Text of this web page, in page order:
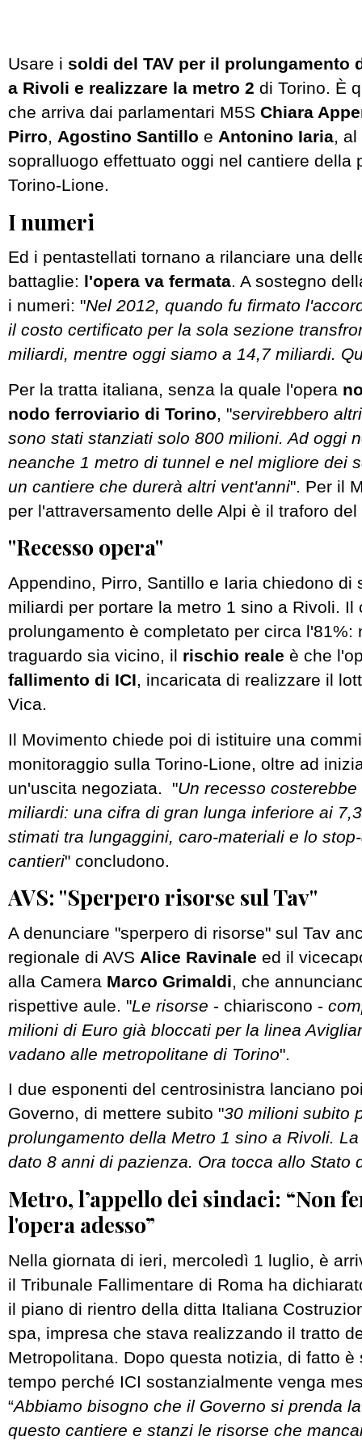
Usare i soldi del TAV per il prolungamento
a Rivoli e realizzare la metro 2 di Torino. È
che arriva dai parlamentari M5S Chiara
Pirro, Agostino Santillo e Antonino Iaria, al
sopralluogo effettuato oggi nel cantiere della
Torino-Lione.
I numeri
Ed i pentastellati tornano a rilanciare una
battaglie: l'opera va fermata. A sostegno
i numeri: "Nel 2012, quando fu firmato
il costo certificato per la sola sezione
miliardi, mentre oggi siamo a 14,7 miliardi.
Per la tratta italiana, senza la quale l'opera
nodo ferroviario di Torino, "servirebbero
sono stati stanziati solo 800 milioni. Ad oggi
neanche 1 metro di tunnel e nel migliore dei
un cantiere che durerà altri vent'anni". Per il
per l'attraversamento delle Alpi è il traforo
"Recesso opera"
Appendino, Pirro, Santillo e Iaria chiedono di
miliardi per portare la metro 1 sino a Rivoli. Il
prolungamento è completato per circa l'81%:
traguardo sia vicino, il rischio reale è che
fallimento di ICI, incaricata di realizzare il
Vica.
Il Movimento chiede poi di istituire una
monitoraggio sulla Torino-Lione, oltre ad
un'uscita negoziata. "Un recesso
miliardi: una cifra di gran lunga inferiore ai
stimati tra lungaggini, caro-materiali e lo
cantieri" concludono.
AVS: "Sperpero risorse sul Tav"
A denunciare "sperpero di risorse" sul Tav
regionale di AVS Alice Ravinale ed il
alla Camera Marco Grimaldi, che
rispettive aule. "Le risorse - chiariscono -
milioni di Euro già bloccati per la linea
vadano alle metropolitane di Torino".
I due esponenti del centrosinistra lanciano
Governo, di mettere subito "30 milioni subito
prolungamento della Metro 1 sino a Rivoli.
dato 8 anni di pazienza. Ora tocca allo Stato
Metro, l’appello dei sindaci: “Non
l'opera adesso”
Nella giornata di ieri, mercoledì 1 luglio, è
il Tribunale Fallimentare di Roma ha
il piano di rientro della ditta Italiana
spa, impresa che stava realizzando il tratto
Metropolitana. Dopo questa notizia, di fatto è
tempo perché ICI sostanzialmente venga
“Abbiamo bisogno che il Governo si prenda
questo cantiere e stanzi le risorse che